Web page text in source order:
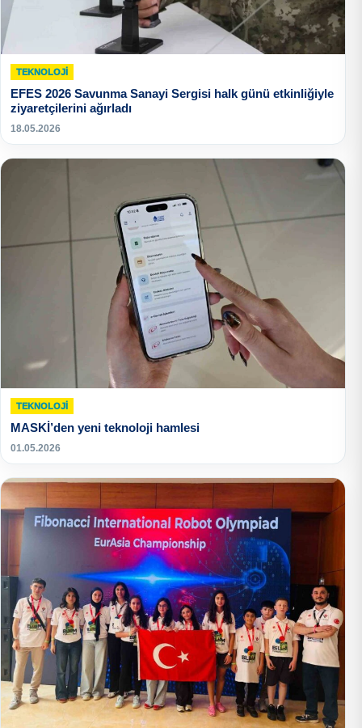
TEKNOLOJI
EFES 2026 Savunma Sanayi Sergisi halk günü etkinliğiyle
ziyaretçilerini ağırladı
18.05.2026
TEKNOLOJI
MASKİ’den yeni teknoloji hamlesi
01.05.2026